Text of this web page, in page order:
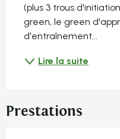
(plus 3 trous
green, le green
d'entraînement...
Lire la suite
Prestations